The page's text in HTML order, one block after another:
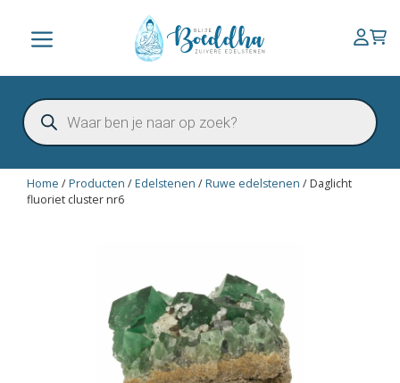
inhoud
Menu
Producten
zoeken
Home /Producten /Edelstenen /Ruwe edelstenen / Daglicht
fluoriet cluster nr6